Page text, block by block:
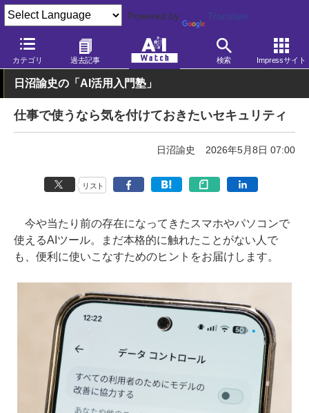
Powered by Translate
カテゴリ 過去記事 検索 Impressサイト
AI Watch 生成AI
日沼諭史の「AI活用入門塾」
仕事で使うなら気を付けておきたいセキュリティ
日沼諭史 2026年5月8日 07:00
リスト
今や当たり前の存在になってきたスマホやパソコンで
使えるAIツール。まだ本格的に触れたことがない人で
も、便利に使いこなすためのヒントをお届けします。